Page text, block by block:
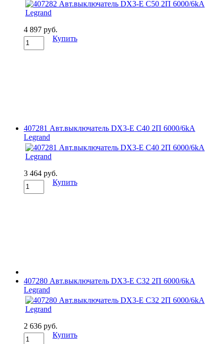
4 897 руб.
Купить
407281 Авт.выключатель DX3-E C40 2П 6000/6kA
Legrand
3 464 руб.
Купить
407280 Авт.выключатель DX3-E C32 2П 6000/6kA
Legrand
2 636 руб.
Купить